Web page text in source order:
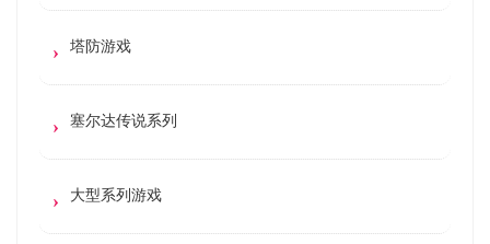
塔防游戏
塞尔达传说系列
大型系列游戏